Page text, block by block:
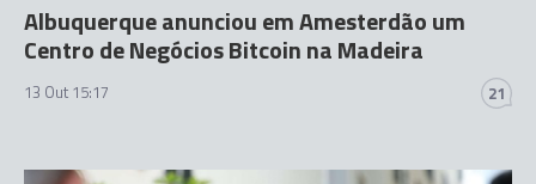
Albuquerque anunciou em Amesterdão um
Centro de Negócios Bitcoin na Madeira
13 Out 15:17 21